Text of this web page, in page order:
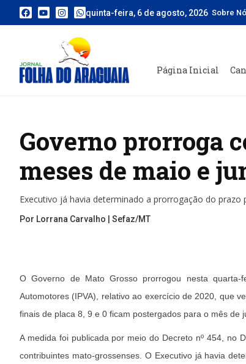
quinta-feira, 6 de agosto, 2026 Sobre
Página Inicial
Governo prorroga
meses de maio e
Executivo já havia determinado a prorrogação do
Por Lorrana Carvalho | Sefaz/MT
O Governo de Mato Grosso prorrogou nesta
Automotores (IPVA), relativo ao exercício de 2020, que
finais de placa 8, 9 e 0 ficam postergados para o mês de
A medida foi publicada por meio do Decreto nº 454, no
contribuintes mato-grossenses. O Executivo já havia